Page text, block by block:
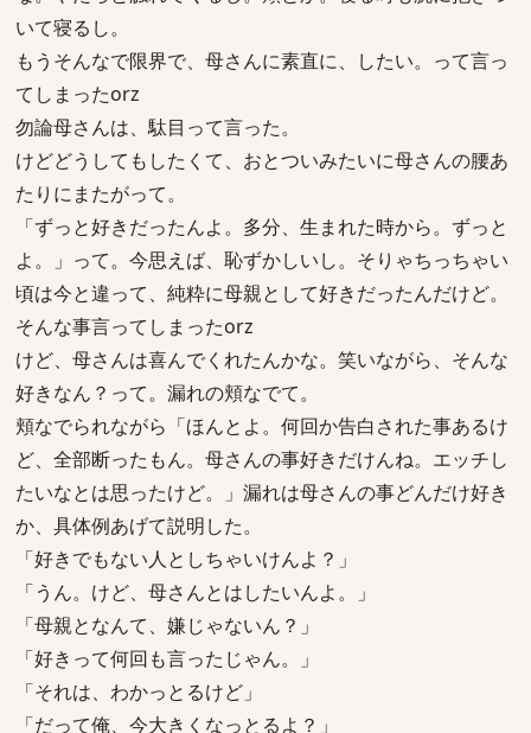
いて寝るし。
もうそんなで限界で、母さんに素直に、したい。って言っ
てしまったorz
勿論母さんは、駄目って言った。
けどどうしてもしたくて、おとついみたいに母さんの腰あ
たりにまたがって。
「ずっと好きだったんよ。多分、生まれた時から。ずっと
よ。」って。今思えば、恥ずかしいし。そりゃちっちゃい
頃は今と違って、純粋に母親として好きだったんだけど。
そんな事言ってしまったorz
けど、母さんは喜んでくれたんかな。笑いながら、そんな
好きなん？って。漏れの頬なでて。
頬なでられながら「ほんとよ。何回か告白された事あるけ
ど、全部断ったもん。母さんの事好きだけんね。エッチし
たいなとは思ったけど。」漏れは母さんの事どんだけ好き
か、具体例あげて説明した。
「好きでもない人としちゃいけんよ？」
「うん。けど、母さんとはしたいんよ。」
「母親となんて、嫌じゃないん？」
「好きって何回も言ったじゃん。」
「それは、わかっとるけど」
「だって俺、今大きくなっとるよ？」